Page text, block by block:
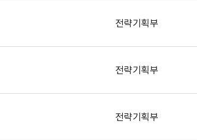
전략기획부
전략기획부
전략기획부